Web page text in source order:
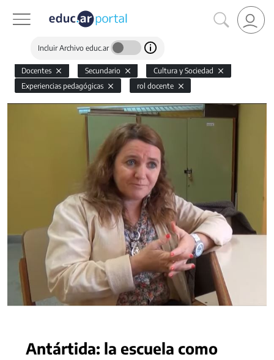
Incluir Archivo educ.ar
Docentes Secundario
Cultura y Sociedad
Experiencias pedagógicas
rol docente
Antártida: la escuela como